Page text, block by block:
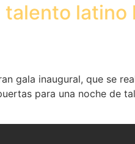
latino
gala inaugural, que se
para una noche de